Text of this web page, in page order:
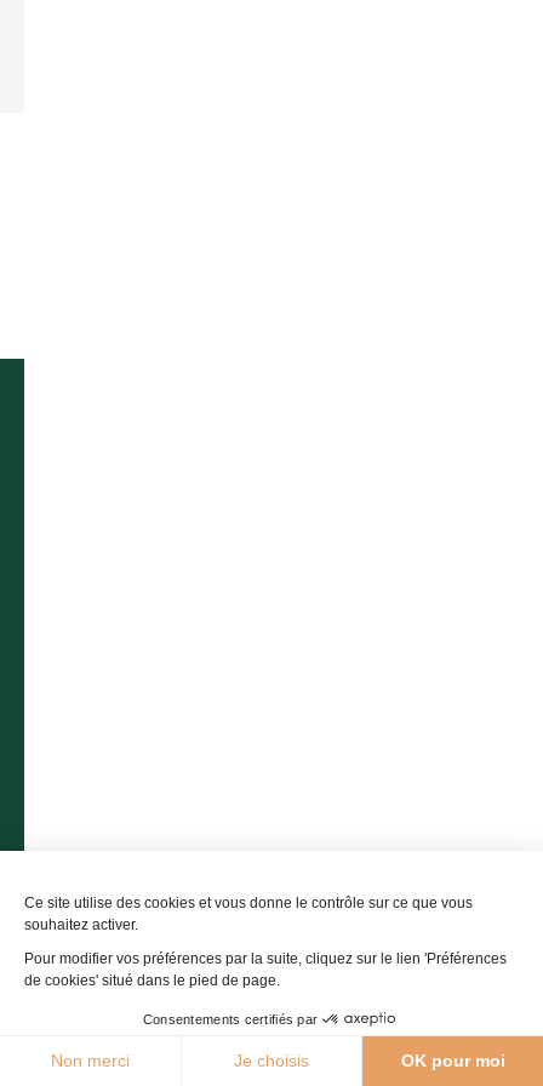
21°C Agenda Webcams Brochures
Ce site utilise des cookies et vous donne le contrôle sur ce que vous
souhaitez activer.
Pour modifier vos préférences par la suite, cliquez sur le lien 'Préférences
de cookies' situé dans le pied de page.
Consentements certifiés par
Non merci Je choisis OK pour moi